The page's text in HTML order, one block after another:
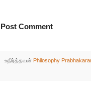
Post Comment
உதிர்த்தவன் Philosophy